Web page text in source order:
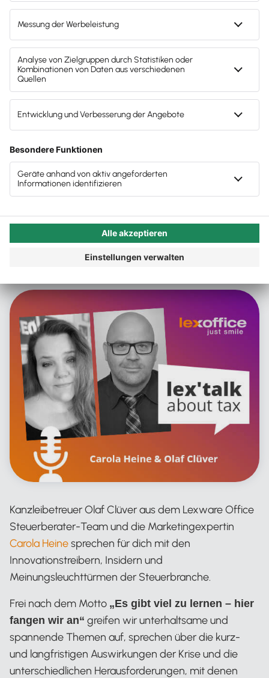
aktuell umtreibt.
Autor:in:Patrick Nassall
Veröffentlicht:03.05.2021
Kategorie:Steuerberater:innen
Wir kombinieren für dich Fachwissen, Neugier und
Branchenkenntnisse mit ganz unterschiedlichen
mit uns auf ein Gespräch einlassen. Alle Gäste
bringen dir wertvolle Insights mit – hör doch in die
ersten Folgen doch einfach mal hinein.
Die Gastgeber:innen von „lex‘
talk about tax“
Kanzleibetreuer Olaf Clüver aus dem Lexware Office
Steuerberater-Team und die Marketingexpertin
Carola Heinesprechen für dich mit den
Innovationstreibern, Insidern und
Meinungsleuchttürmen der Steuerbranche.
Frei nach dem Motto „Es gibt viel zu lernen – hier
fangen wir an“ greifen wir unterhaltsame und
spannende Themen auf, sprechen über die kurz-
und langfristigen Auswirkungen der Krise und die
unterschiedlichen Herausforderungen, mit denen